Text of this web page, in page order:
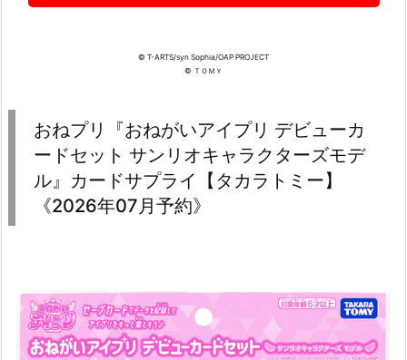
© T-ARTS/syn Sophia/OAP PROJECT
© ＴＯＭＹ
おねプリ『おねがいアイプリ デビューカ
ードセット サンリオキャラクターズモデ
ル』カードサプライ【タカラトミー】
《2026年07月予約》